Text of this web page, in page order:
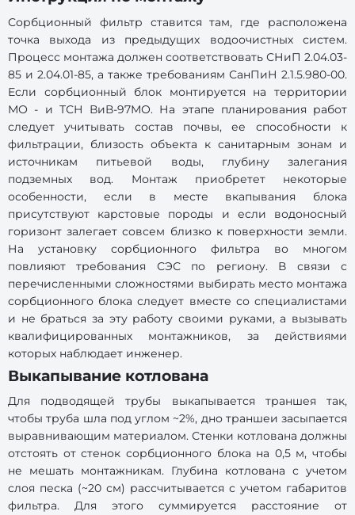
Сорбционный фильтр ставится там, где расположена
точка выхода из предыдущих водоочистных систем.
Процесс монтажа должен соответствовать СНиП 2.04.03-
85 и 2.04.01-85, а также требованиям СанПиН 2.1.5.980-00.
Если сорбционный блок монтируется на территории
МО - и ТСН ВиВ-97МО. На этапе планирования работ
следует учитывать состав почвы, ее способности к
фильтрации, близость объекта к санитарным зонам и
источникам питьевой воды, глубину залегания
подземных вод. Монтаж приобретет некоторые
особенности, если в месте вкапывания блока
присутствуют карстовые породы и если водоносный
горизонт залегает совсем близко к поверхности земли.
На установку сорбционного фильтра во многом
повлияют требования СЭС по региону. В связи с
перечисленными сложностями выбирать место монтажа
сорбционного блока следует вместе со специалистами
и не браться за эту работу своими руками, а вызывать
квалифицированных монтажников, за действиями
которых наблюдает инженер.
Выкапывание котлована
Для подводящей трубы выкапывается траншея так,
чтобы труба шла под углом ~2%, дно траншеи засыпается
выравнивающим материалом. Стенки котлована должны
отстоять от стенок сорбционного блока на 0,5 м, чтобы
не мешать монтажникам. Глубина котлована с учетом
слоя песка (~20 см) рассчитывается с учетом габаритов
фильтра. Для этого суммируется расстояние от